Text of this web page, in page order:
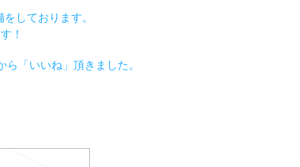
しております。
！
「いいね」頂きました。